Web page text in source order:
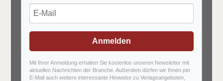
Anmelden
Mit Ihrer Anmeldung erhalten Sie kostenlos unseren Newsletter mit
aktuellen Nachrichten der Branche. Außerdem dürfen wir Ihnen per
E-Mail auch weitere interessante Hinweise zu Verlagsangeboten,